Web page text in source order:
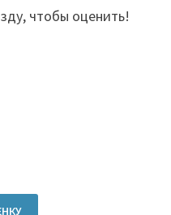
чтобы оценить!